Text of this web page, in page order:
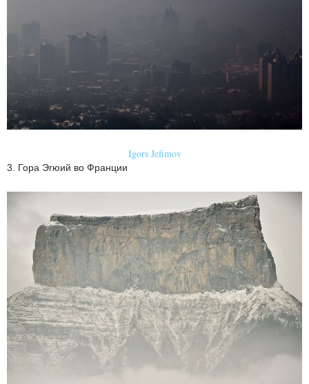
Igors Jefimov
3. Гора Эгюий во Франции